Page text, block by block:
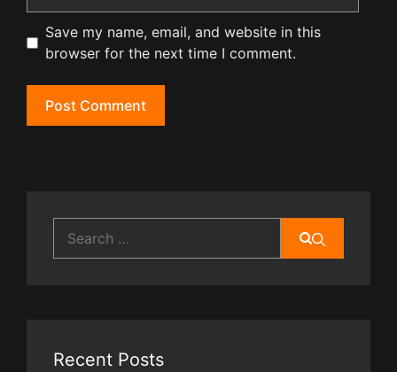
Save my name, email, and website in this
browser for the next time I comment.
for:
Recent Posts